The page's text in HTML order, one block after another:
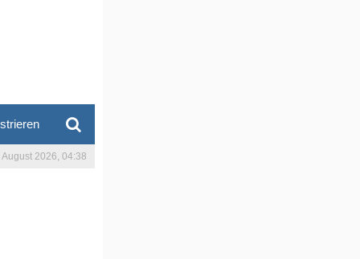
August 2026, 04:38